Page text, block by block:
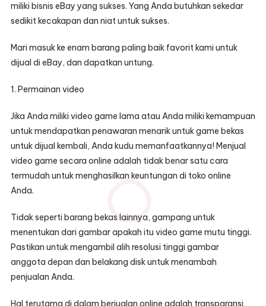
miliki bisnis eBay yang sukses. Yang Anda butuhkan sekedar
sedikit kecakapan dan niat untuk sukses.
Mari masuk ke enam barang paling baik favorit kami untuk
dijual di eBay, dan dapatkan untung.
1. Permainan video
Jika Anda miliki video game lama atau Anda miliki kemampuan
untuk mendapatkan penawaran menarik untuk game bekas
untuk dijual kembali, Anda kudu memanfaatkannya! Menjual
video game secara online adalah tidak benar satu cara
termudah untuk menghasilkan keuntungan di toko online
Anda.
Tidak seperti barang bekas lainnya, gampang untuk
menentukan dari gambar apakah itu video game mutu tinggi.
Pastikan untuk mengambil alih resolusi tinggi gambar
anggota depan dan belakang disk untuk menambah
penjualan Anda.
Hal terutama di dalam berjualan online adalah transparansi,